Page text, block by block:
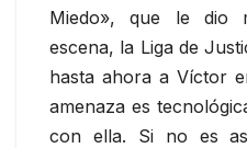
Miedo», que le dio
escena, la Liga de
hasta ahora a Víctor
amenaza es
con ella. Si no es